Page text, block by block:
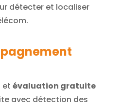
détecter et localiser
et évaluation gratuite
avec détection des